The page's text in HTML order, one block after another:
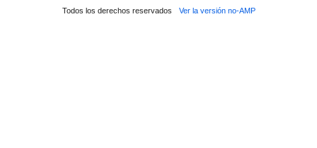
Todos los derechos reservados Ver la versión no-AMP